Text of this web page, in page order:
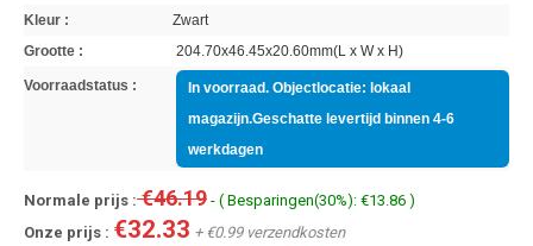
Kleur :
Zwart
Grootte :
204.70x46.45x20.60mm(L x W x H)
Voorraadstatus :
In voorraad. Objectlocatie: lokaal
magazijn.Geschatte levertijd binnen 4-6
werkdagen
Normale prijs :€46.19 - ( Besparingen(30%): €13.86 )
Onze prijs : €32.33 + €0.99 verzendkosten